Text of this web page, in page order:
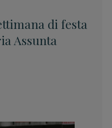
di festa
Assunta